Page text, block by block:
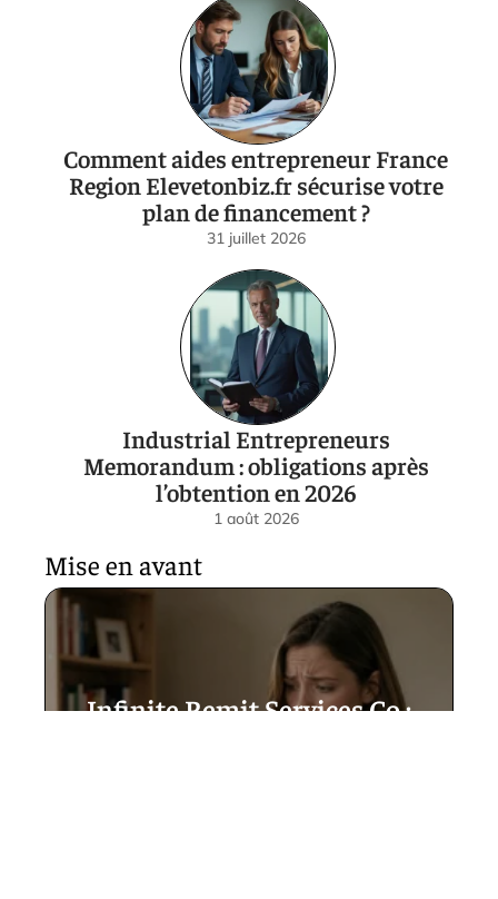
Comment aides entrepreneur France
Region Elevetonbiz.fr sécurise votre
plan de financement ?
31 juillet 2026
Industrial Entrepreneurs
Memorandum : obligations après
l’obtention en 2026
1 août 2026
Mise en avant
Infinite Remit Services Co :